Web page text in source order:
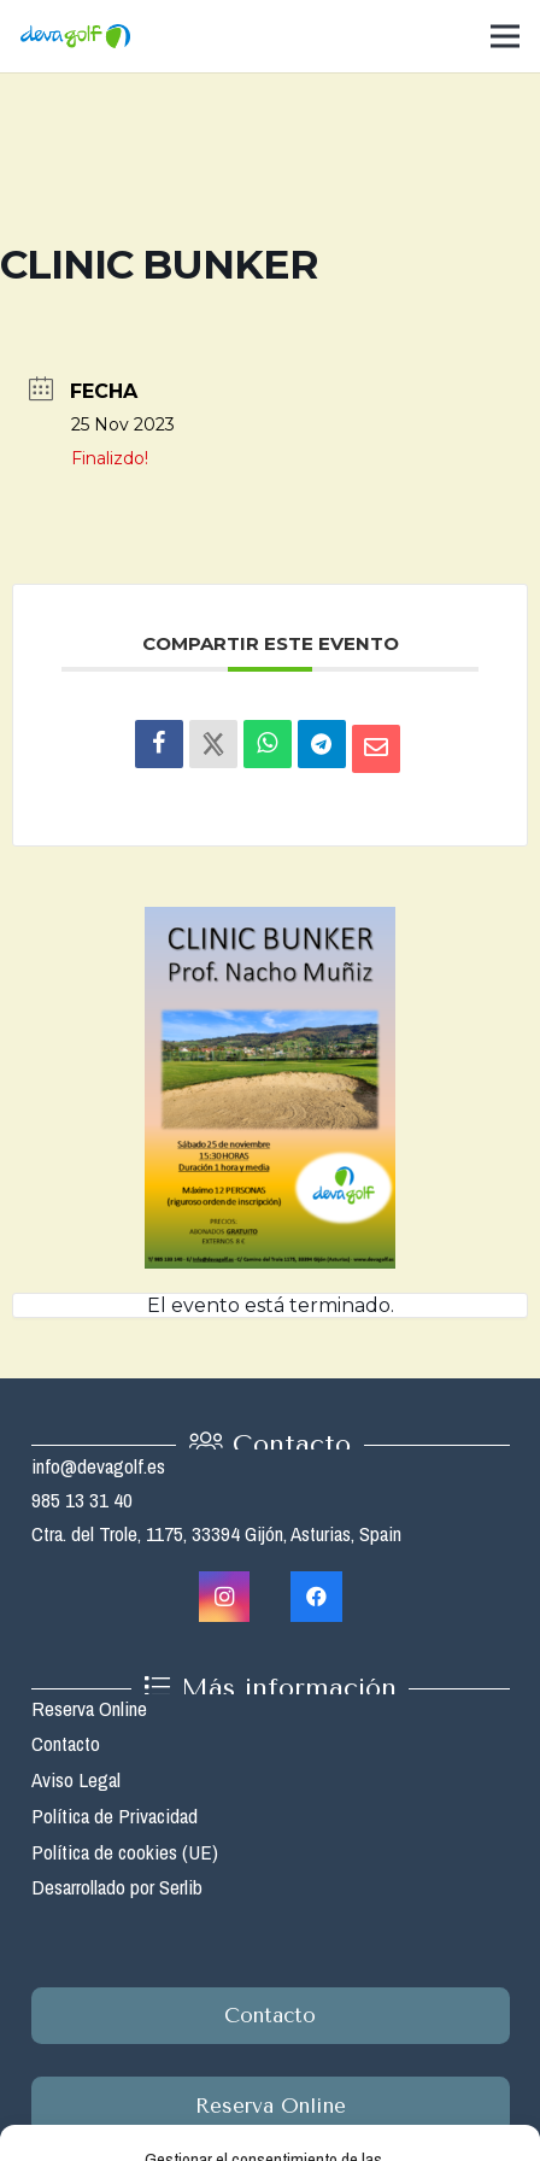
CLINIC BUNKER
FECHA
25 Nov 2023
Finalizdo!
COMPARTIR ESTE EVENTO
El evento está terminado.
Contacto
info@devagolf.es
985 13 31 40
Ctra. del Trole, 1175, 33394 Gijón, Asturias, Spain
Más información
Reserva Online
Contacto
Aviso Legal
Política de Privacidad
Política de cookies (UE)
Desarrollado por Serlib
Contacto
Reserva Online